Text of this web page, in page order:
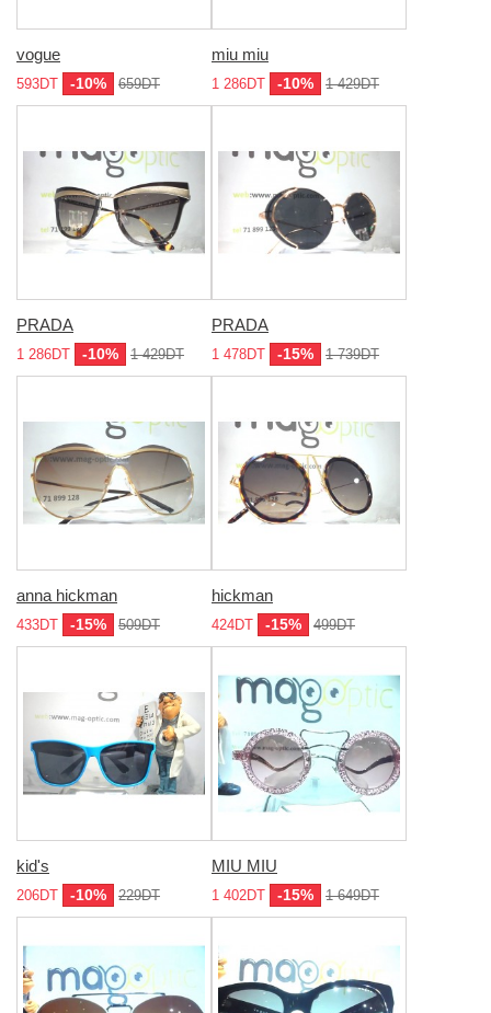
vogue
593DT -10% 659DT
miu miu
1 286DT -10% 1 429DT
PRADA
1 286DT -10% 1 429DT
PRADA
1 478DT -15% 1 739DT
anna hickman
433DT -15% 509DT
hickman
424DT -15% 499DT
kid's
206DT -10% 229DT
MIU MIU
1 402DT -15% 1 649DT